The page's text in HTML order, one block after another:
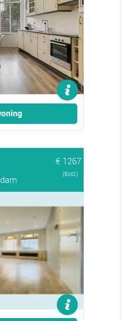
€ 1267
(Excl.)